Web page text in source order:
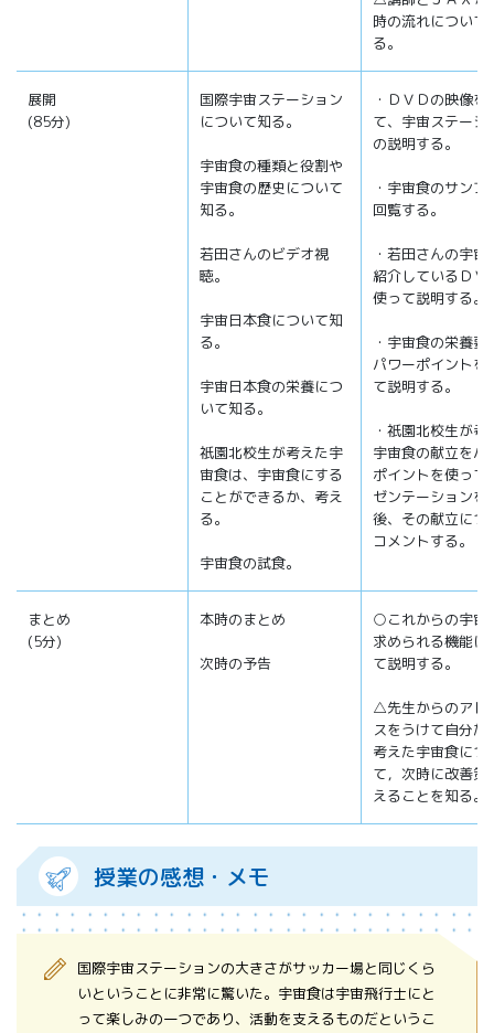
時の流れについて
る。
展開
(85分)
国際宇宙ステーション
について知る。
宇宙食の種類と役割や
宇宙食の歴史について
知る。
若田さんのビデオ視
聴。
宇宙日本食について知
る。
宇宙日本食の栄養につ
いて知る。
祇園北校生が考えた宇
宙食は、宇宙食にする
ことができるか、考え
る。
宇宙食の試食。
・ＤＶＤの映像を
て、宇宙ステーシ
の説明する。
・宇宙食のサンプ
回覧する。
・若田さんの宇宙
紹介しているＤＶ
使って説明する。
・宇宙食の栄養要
パワーポイントを
て説明する。
・祇園北校生が考
宇宙食の献立をパ
ポイントを使って
ゼンテーションを
後、その献立につ
コメントする。
まとめ
(5分)
本時のまとめ
次時の予告
○これからの宇宙
求められる機能に
て説明する。
△先生からのアド
スをうけて自分た
考えた宇宙食につ
て，次時に改善策
えることを知る。
授業の感想・メモ
国際宇宙ステーションの大きさがサッカー場と同じくら
いということに非常に驚いた。宇宙食は宇宙飛行士にと
って楽しみの一つであり、活動を支えるものだというこ